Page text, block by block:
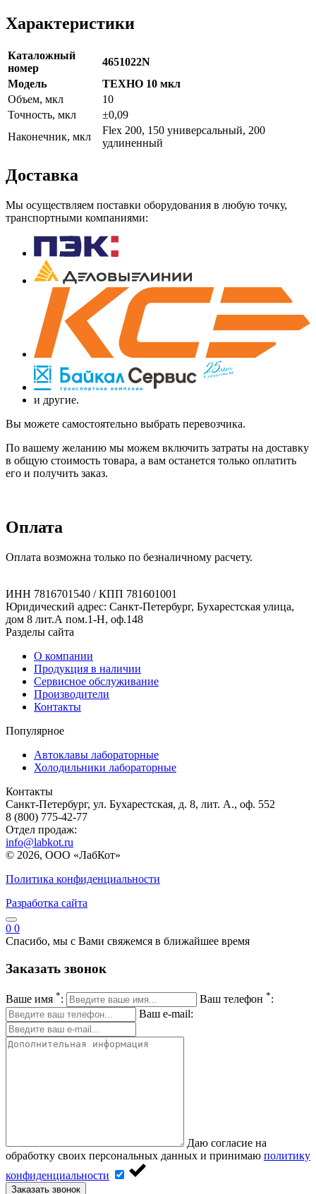
Характеристики
Каталожный
номер
4651022N
Модель
ТЕХНО 10 мкл
Объем, мкл
10
Точность, мкл
±0,09
Наконечник, мкл
Flex 200, 150 универсальный, 200
удлиненный
Доставка
Мы осуществляем поставки оборудования в любую точку,
транспортными компаниями:
и другие.
Вы можете самостоятельно выбрать перевозчика.
По вашему желанию мы можем включить затраты на доставку
в общую стоимость товара, а вам останется только оплатить
его и получить заказ.
Оплата
Оплата возможна только по безналичному расчету.
ИНН 7816701540 / КПП 781601001
Юридический адрес: Санкт-Петербург, Бухарестская улица,
дом 8 лит.А пом.1-Н, оф.148
Разделы сайта
О компании
Продукция в наличии
Сервисное обслуживание
Производители
Контакты
Популярное
Автоклавы лабораторные
Холодильники лабораторные
Контакты
Санкт-Петербург, ул. Бухарестская, д. 8, лит. А., оф. 552
8 (800) 775-42-77
Отдел продаж:
info@labkot.ru
© 2026, ООО «ЛабКот»
Политика конфиденциальности
Разработка сайта
0 0
Спасибо, мы с Вами свяжемся в ближайшее время
Заказать звонок
Ваше имя *: Ваш телефон *:
Ваш e-mail:
Даю согласие на
обработку своих персональных данных и принимаю политику
конфиденциальности
Заказать звонок